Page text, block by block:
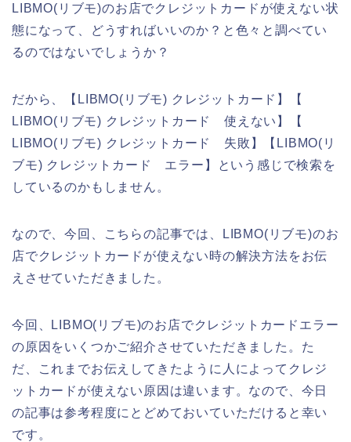
LIBMO(リブモ)のお店でクレジットカードが使えない状
態になって、どうすればいいのか？と色々と調べてい
るのではないでしょうか？
だから、【LIBMO(リブモ) クレジットカード】【
LIBMO(リブモ) クレジットカード 使えない】【
LIBMO(リブモ) クレジットカード 失敗】【LIBMO(リ
ブモ) クレジットカード エラー】という感じで検索を
しているのかもしません。
なので、今回、こちらの記事では、LIBMO(リブモ)のお
店でクレジットカードが使えない時の解決方法をお伝
えさせていただきました。
今回、LIBMO(リブモ)のお店でクレジットカードエラー
の原因をいくつかご紹介させていただきました。た
だ、これまでお伝えしてきたように人によってクレジ
ットカードが使えない原因は違います。なので、今日
の記事は参考程度にとどめておいていただけると幸い
です。